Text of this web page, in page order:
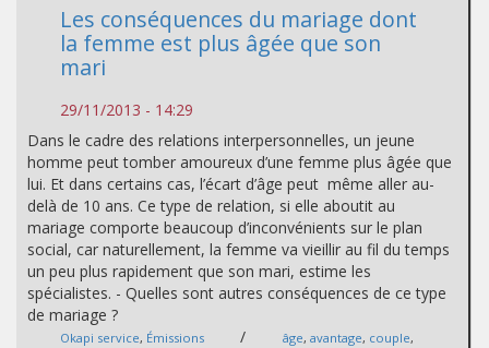
Les conséquences du mariage dont
la femme est plus âgée que son
mari
29/11/2013 - 14:29
Dans le cadre des relations interpersonnelles, un jeune
homme peut tomber amoureux d’une femme plus âgée que
lui. Et dans certains cas, l’écart d’âge peut même aller au-
delà de 10 ans. Ce type de relation, si elle aboutit au
mariage comporte beaucoup d’inconvénients sur le plan
social, car naturellement, la femme va vieillir au fil du temps
un peu plus rapidement que son mari, estime les
spécialistes. - Quelles sont autres conséquences de ce type
de mariage ?
Okapi service, Émissions / âge, avantage, couple,